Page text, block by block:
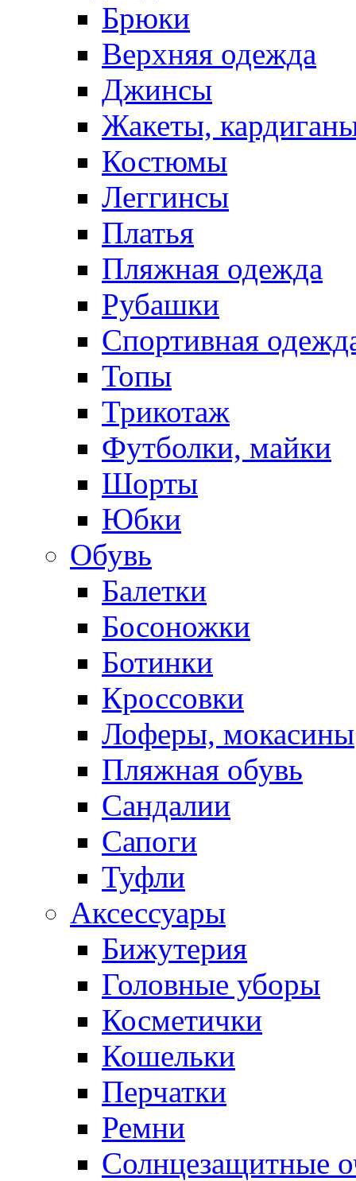
Брюки
Верхняя одежда
Джинсы
Жакеты,
Костюмы
Леггинсы
Платья
Пляжная одежда
Рубашки
Спортивная
Топы
Трикотаж
Футболки, майки
Шорты
Юбки
Обувь
Балетки
Босоножки
Ботинки
Кроссовки
Лоферы, мокасины
Пляжная обувь
Сандалии
Сапоги
Туфли
Аксессуары
Бижутерия
Головные уборы
Косметички
Кошельки
Перчатки
Ремни
Солнцезащитные